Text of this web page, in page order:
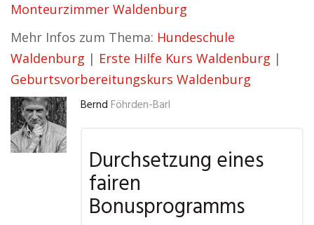
Monteurzimmer Waldenburg
Mehr Infos zum Thema: Hundeschule
Waldenburg | Erste Hilfe Kurs Waldenburg |
Geburtsvorbereitungskurs Waldenburg
Bernd Föhrden-Barl
Durchsetzung eines
fairen
Bonusprogramms